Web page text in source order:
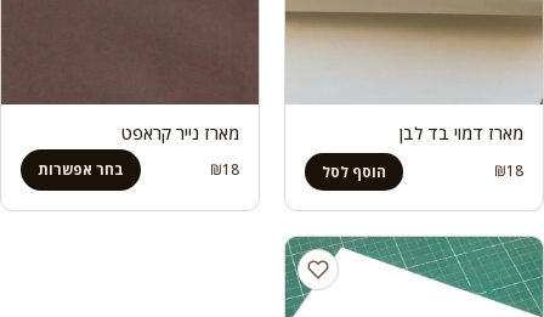
מארז דמוי בד לבן
₪18 הוסף לסל
מארז נייר קראפט
₪18 בחר אפשרות